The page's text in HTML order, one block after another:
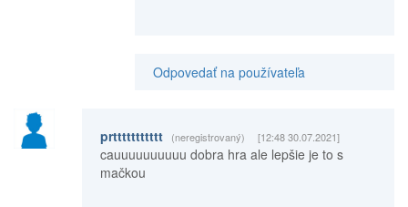
Odpovedať na používateľa
prttttttttttt (neregistrovaný) [12:48 30.07.2021]
cauuuuuuuuuu dobra hra ale lepšie je to s
mačkou